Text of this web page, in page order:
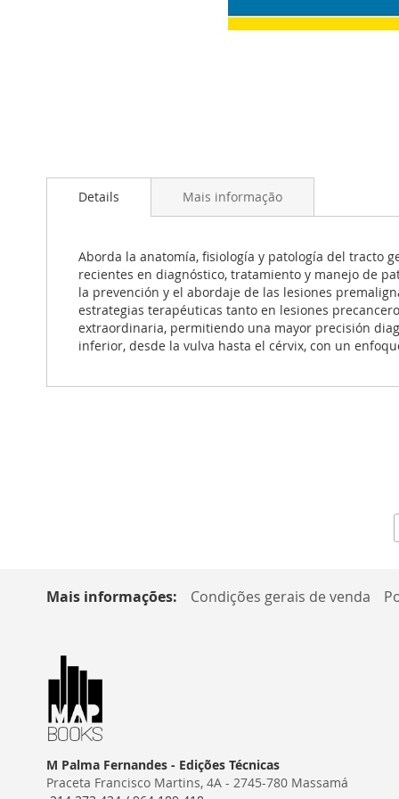
para
Galeria
imagens
Details
Aborda la anatomía, fisiología y patología del tracto
recientes en diagnóstico, tratamiento y manejo de
la prevención y el abordaje de las lesiones
estrategias terapéuticas tanto en lesiones
extraordinaria, permitiendo una mayor precisión
inferior, desde la vulva hasta el cérvix, con un
Mais informação
Mais informações: Condições gerais de venda
M Palma Fernandes - Edições Técnicas
Praceta Francisco Martins, 4A - 2745-780 Massamá